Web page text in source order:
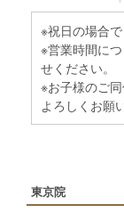
※祝日の場合
※営業時間に
せください。
※お子様のご
よろしくお願
東京院